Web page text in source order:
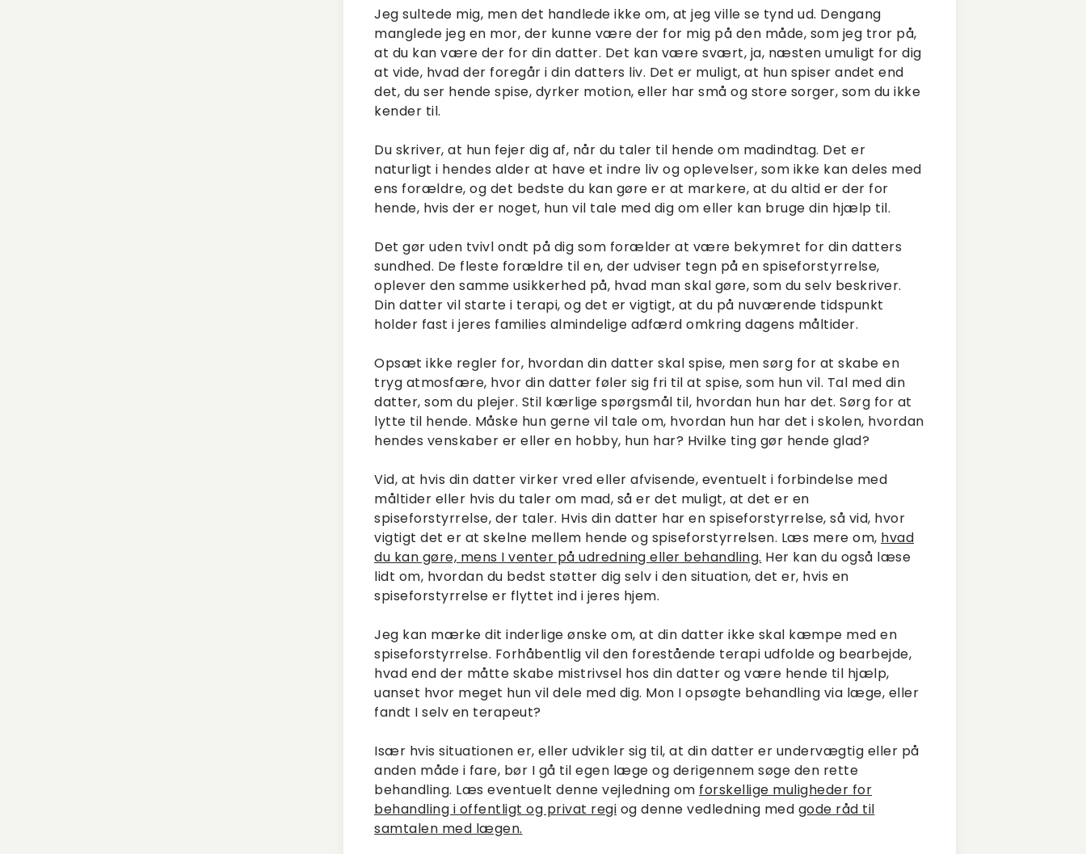
Jeg sultede mig, men det handlede ikke om, at jeg ville se tynd ud. Dengang
manglede jeg en mor, der kunne være der for mig på den måde, som jeg tror på,
at du kan være der for din datter. Det kan være svært, ja, næsten umuligt for dig
at vide, hvad der foregår i din datters liv. Det er muligt, at hun spiser andet end
det, du ser hende spise, dyrker motion, eller har små og store sorger, som du ikke
kender til.
Du skriver, at hun fejer dig af, når du taler til hende om madindtag. Det er
naturligt i hendes alder at have et indre liv og oplevelser, som ikke kan deles med
ens forældre, og det bedste du kan gøre er at markere, at du altid er der for
hende, hvis der er noget, hun vil tale med dig om eller kan bruge din hjælp til.
Det gør uden tvivl ondt på dig som forælder at være bekymret for din datters
sundhed. De fleste forældre til en, der udviser tegn på en spiseforstyrrelse,
oplever den samme usikkerhed på, hvad man skal gøre, som du selv beskriver.
Din datter vil starte i terapi, og det er vigtigt, at du på nuværende tidspunkt
holder fast i jeres families almindelige adfærd omkring dagens måltider.
Opsæt ikke regler for, hvordan din datter skal spise, men sørg for at skabe en
tryg atmosfære, hvor din datter føler sig fri til at spise, som hun vil. Tal med din
datter, som du plejer. Stil kærlige spørgsmål til, hvordan hun har det. Sørg for at
lytte til hende. Måske hun gerne vil tale om, hvordan hun har det i skolen, hvordan
hendes venskaber er eller en hobby, hun har? Hvilke ting gør hende glad?
Vid, at hvis din datter virker vred eller afvisende, eventuelt i forbindelse med
måltider eller hvis du taler om mad, så er det muligt, at det er en
spiseforstyrrelse, der taler. Hvis din datter har en spiseforstyrrelse, så vid, hvor
vigtigt det er at skelne mellem hende og spiseforstyrrelsen. Læs mere om, hvad
du kan gøre, mens I venter på udredning eller behandling. Her kan du også læse
lidt om, hvordan du bedst støtter dig selv i den situation, det er, hvis en
spiseforstyrrelse er flyttet ind i jeres hjem.
Jeg kan mærke dit inderlige ønske om, at din datter ikke skal kæmpe med en
spiseforstyrrelse. Forhåbentlig vil den forestående terapi udfolde og bearbejde,
hvad end der måtte skabe mistrivsel hos din datter og være hende til hjælp,
uanset hvor meget hun vil dele med dig. Mon I opsøgte behandling via læge, eller
fandt I selv en terapeut?
Især hvis situationen er, eller udvikler sig til, at din datter er undervægtig eller på
anden måde i fare, bør I gå til egen læge og derigennem søge den rette
behandling. Læs eventuelt denne vejledning om forskellige muligheder for
behandling i offentligt og privat regi og denne vedledning med gode råd til
samtalen med lægen.